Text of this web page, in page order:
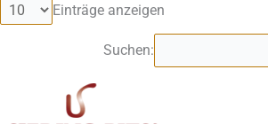
Einträge anzeigen
Suchen: